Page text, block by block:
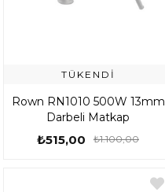
TÜKENDI
Rown RN1010 500W 13mm
Darbeli Matkap
₺515,00 ₺1.100,00